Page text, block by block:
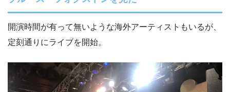
開演時間が有って無いような海外アーティストもいるが、
定刻通りにライブを開始。